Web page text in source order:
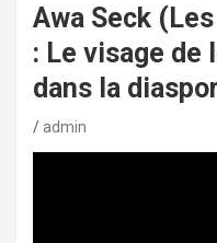
Awa Seck
: Le visage
dans la
admin